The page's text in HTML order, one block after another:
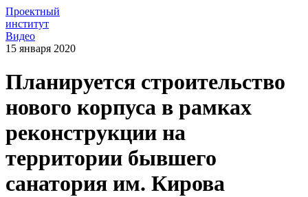
Проектный
институт
Видео
15 января 2020
Планируется строительство
нового корпуса в рамках
реконструкции на
территории бывшего
санатория им. Кирова